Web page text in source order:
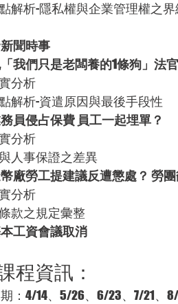
解析-隱私權與企業管理權之界
聞時事
我們只是老闆養的1條狗」法
分析
解析-資遣原因與最後手段性
員侵占保費 員工一起埋單？
分析
人事保證之差異
廠勞工提建議反遭懲處？ 勞
分析
款之規定彙整
工資會議取消
程資訊：
：4/14、5/26、6/23、7/21、